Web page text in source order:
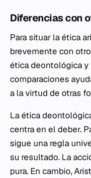
Diferencias con
Para situar la ética
brevemente con
ética deontológica y
comparaciones
a la virtud de otras
La ética
centra en el deber.
sigue una regla
su resultado. La
pura. En cambio,